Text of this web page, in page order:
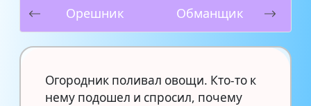
Орешник Обманщик
Огородник поливал овощи. Кто-то к
нему подошел и спросил, почему